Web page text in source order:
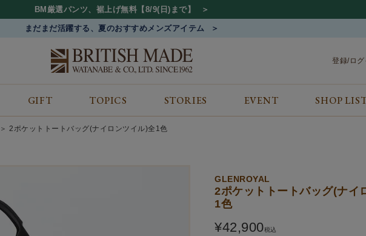
BM厳選パンツ、裾上げ無料【8/9(日)まで】
まだまだ活躍する、夏のおすすめメンズアイテム
カテゴリから探す
マフラー&ストール
アウター
コンテンツをみる
CONCEPT
SHOP LIST
会員サービス
ご
登録/ログ
検索
GIFT TOPICS STORIES EVENT SHOP
2ポケットトートバッグ(ナイロンツイル)全1色
GLENROYAL
2ポケットトートバッグ(ナイ
1色
¥42,900税込